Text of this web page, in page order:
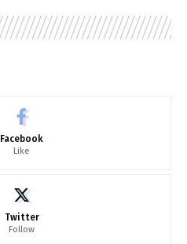
Facebook
Like
Twitter
Follow